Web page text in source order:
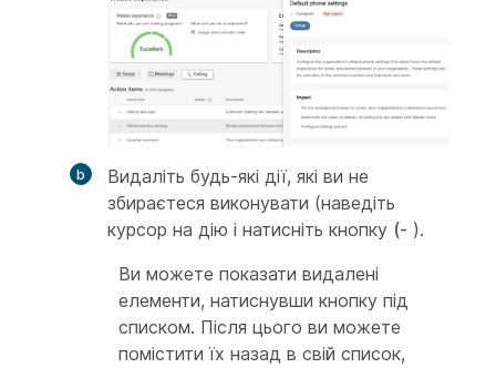
Видаліть будь-які дії, які ви не
збираєтеся виконувати (наведіть
курсор на дію і натисніть кнопку (- ).
Ви можете показати видалені
елементи, натиснувши кнопку під
списком. Після цього ви можете
помістити їх назад в свій список,